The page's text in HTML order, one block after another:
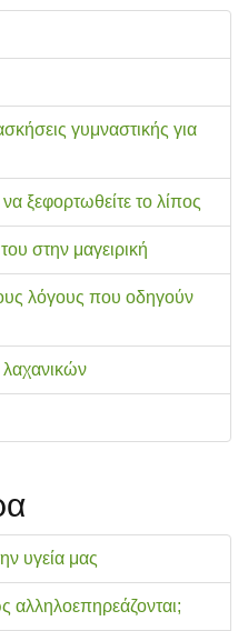
γυμναστικής για
ξεφορτωθείτε το λίπος
στην μαγειρική
λόγους που οδηγούν
υγεία μας
αλληλοεπηρεάζονται;